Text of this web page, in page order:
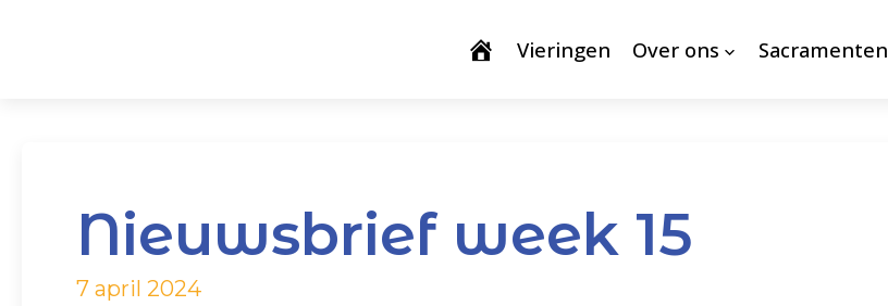
Vieringen Over ons Sacramenten
Nieuwsbrief week 15
7 april 2024